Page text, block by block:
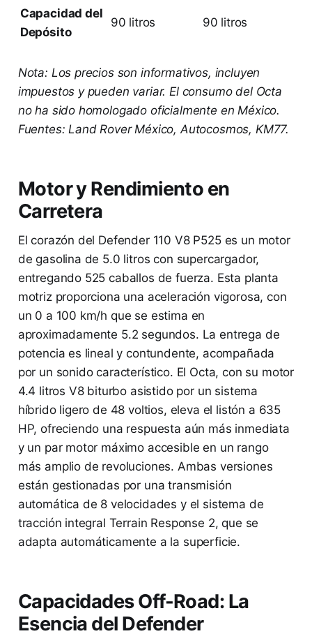
Capacidad del
Depósito
90 litros 90 litros
Nota: Los precios son informativos, incluyen
impuestos y pueden variar. El consumo del Octa
no ha sido homologado oficialmente en México.
Fuentes: Land Rover México, Autocosmos, KM77.
Motor y Rendimiento en
Carretera
El corazón del Defender 110 V8 P525 es un motor
de gasolina de 5.0 litros con supercargador,
entregando 525 caballos de fuerza. Esta planta
motriz proporciona una aceleración vigorosa, con
un 0 a 100 km/h que se estima en
aproximadamente 5.2 segundos. La entrega de
potencia es lineal y contundente, acompañada
por un sonido característico. El Octa, con su motor
4.4 litros V8 biturbo asistido por un sistema
híbrido ligero de 48 voltios, eleva el listón a 635
HP, ofreciendo una respuesta aún más inmediata
y un par motor máximo accesible en un rango
más amplio de revoluciones. Ambas versiones
están gestionadas por una transmisión
automática de 8 velocidades y el sistema de
tracción integral Terrain Response 2, que se
adapta automáticamente a la superficie.
Capacidades Off-Road: La
Esencia del Defender